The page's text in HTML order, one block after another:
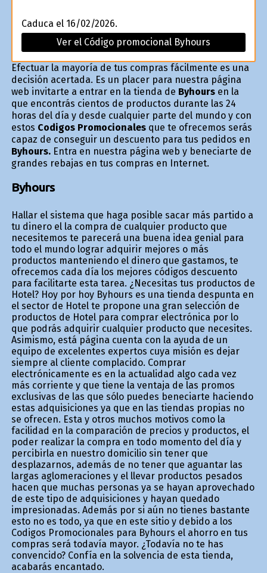
Caduca el 16/02/2026.
Ver el Código promocional Byhours
Efectuar la mayoría de tus compras fácilmente es una
decisión acertada. Es un placer para nuestra página
web invitarte a entrar en la tienda de Byhoursen la
que encontrás cientos de productos durante las 24
horas del día y desde cualquier parte del mundo y con
estos Codigos Promocionalesque te ofrecemos serás
capaz de conseguir un descuento para tus pedidos en
Byhours.Entra en nuestra página web y beneficiarte de
grandes rebajas en tus compras en Internet.
Byhours
Hallar el sistema que haga posible sacar más partido a
tu dinero el la compra de cualquier producto que
necesitemos te parecerá una buena idea genial para
todo el mundo lograr adquirir mejores o más
productos manteniendo el dinero que gastamos, te
ofrecemos cada día los mejores códigos descuento
para facilitarte esta tarea. ¿Necesitas tus productos de
Hotel? Hoy por hoy Byhours es una tienda despunta en
el sector de Hotel te propone una gran selección de
productos de Hotel para comprar electrónica por lo
que podrás adquirir cualquier producto que necesites.
Asimismo, está página cuenta con la ayuda de un
equipo de excelentes expertos cuya misión es dejar
siempre al cliente complacido. Comprar
electrónicamente es en la actualidad algo cada vez
más corriente y que tiene la ventaja de las promos
exclusivas de las que sólo puedes beneficiarte haciendo
estas adquisiciones ya que en las tiendas propias no
se ofrecen. Esta y otros muchos motivos como la
facilidad en la comparación de precios y productos, el
poder realizar la compra en todo momento del día y
percibirla en nuestro domicilio sin tener que
desplazarnos, además de no tener que aguantar las
largas aglomeraciones y el llevar productos pesados
hacen que muchas personas ya se hayan aprovechado
de este tipo de adquisiciones y hayan quedado
impresionadas. Además por si aún no tienes bastante
esto no es todo, ya que en este sitio y debido a los
Codigos Promocionales para Byhours el ahorro en tus
compras será todavía mayor. ¿Todavía no te has
convencido? Confía en la solvencia de esta tienda,
acabarás encantado.